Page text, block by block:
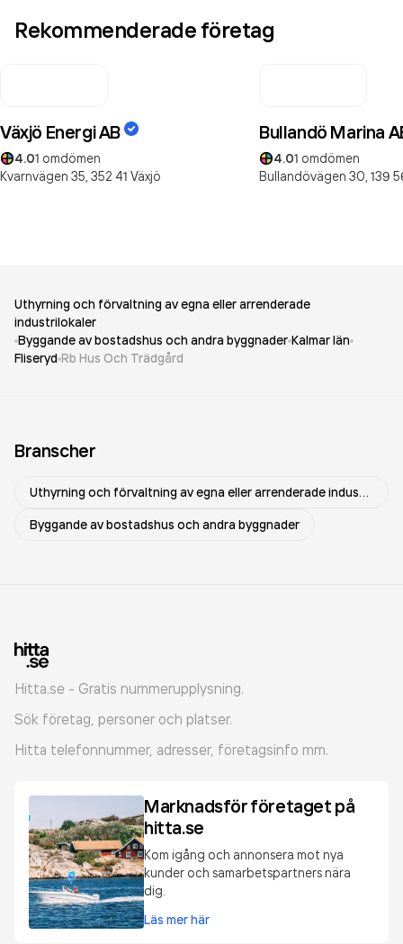
Rekommenderade företag
Växjö Energi AB
4.01 omdömen
Kvarnvägen 35, 352 41 Växjö
Bullandö Marina
4.01 omdömen
Bullandövägen 30, 139
Uthyrning och förvaltning av egna eller arrenderade
industrilokaler
Byggande av bostadshus och andra byggnader Kalmar län
Fliseryd Rb Hus Och Trädgård
Branscher
Uthyrning och förvaltning av egna eller arrenderade industrilokaler
Byggande av bostadshus och andra byggnader
Hitta.se - Gratis nummerupplysning.
Sök företag, personer och platser.
Hitta telefonnummer, adresser, företagsinfo mm.
Marknadsför företaget på
hitta.se
Kom igång och annonsera mot nya
kunder och samarbetspartners nära
dig.
Läs mer här